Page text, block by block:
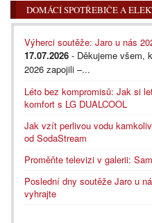
DOMÁCÍ SPOTŘEBIČE A
Výherci soutěže: Jaro u nás
17.07.2026 - Děkujeme všem,
2026 zapojili –...
Léto bez kompromisů: Jak si
komfort s LG DUALCOOL
Jak vzít perlivou vodu
od SodaStream
Proměňte televizi v galerii:
Poslední dny soutěže Jaro u
vyhrajte